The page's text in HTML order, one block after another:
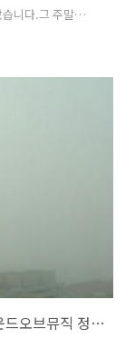
니다.그 주말에
전화를 주셨는지
고 말씀하셨습니
재즈보컬 애쉬님을 대신하여 急출연 <사운드오브뮤직 정승조입니다>